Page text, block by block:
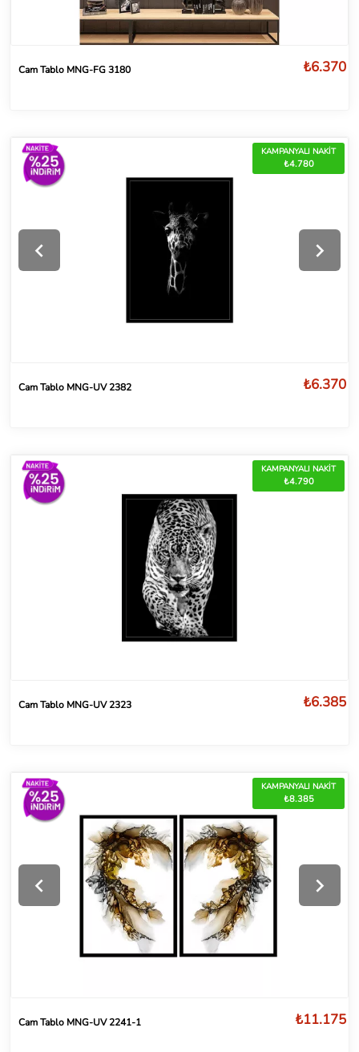
Cam Tablo MNG-FG 3180 ₺6.370
KAMPANYALI NAKİT
₺4.780
Cam Tablo MNG-UV 2382 ₺6.370
KAMPANYALI NAKİT
₺4.790
Cam Tablo MNG-UV 2323 ₺6.385
KAMPANYALI NAKİT
₺8.385
Cam Tablo MNG-UV 2241-1 ₺11.175